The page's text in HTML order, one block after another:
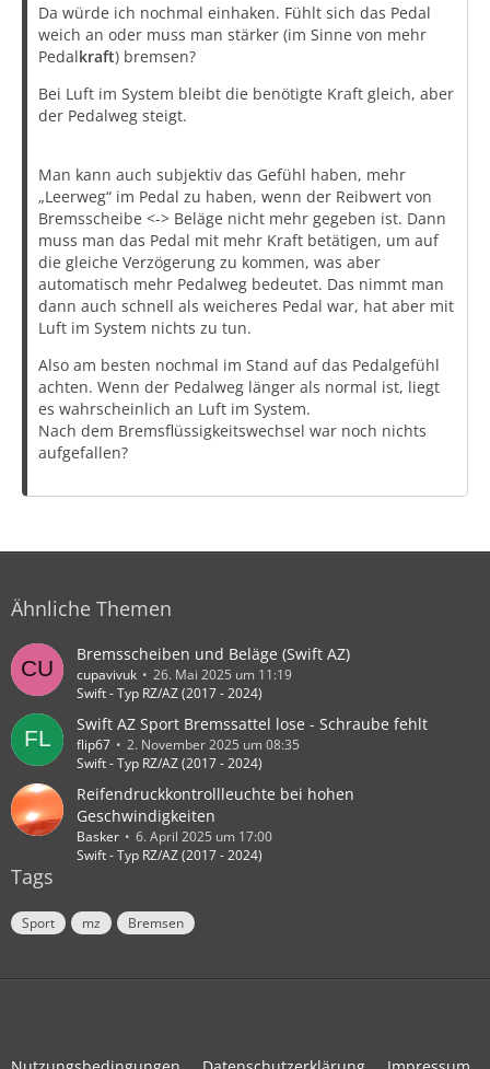
Da würde ich nochmal einhaken. Fühlt sich das Pedal
weich an oder muss man stärker (im Sinne von mehr
Pedalkraft) bremsen?
Bei Luft im System bleibt die benötigte Kraft gleich, aber
der Pedalweg steigt.
Man kann auch subjektiv das Gefühl haben, mehr
„Leerweg“ im Pedal zu haben, wenn der Reibwert von
Bremsscheibe <-> Beläge nicht mehr gegeben ist. Dann
muss man das Pedal mit mehr Kraft betätigen, um auf
die gleiche Verzögerung zu kommen, was aber
automatisch mehr Pedalweg bedeutet. Das nimmt man
dann auch schnell als weicheres Pedal war, hat aber mit
Luft im System nichts zu tun.
Also am besten nochmal im Stand auf das Pedalgefühl
achten. Wenn der Pedalweg länger als normal ist, liegt
es wahrscheinlich an Luft im System.
Nach dem Bremsflüssigkeitswechsel war noch nichts
aufgefallen?
Ähnliche Themen
Bremsscheiben und Beläge (Swift AZ)
cupavivuk
26. Mai 2025 um 11:19
Swift - Typ RZ/AZ (2017 - 2024)
Swift AZ Sport Bremssattel lose - Schraube fehlt
flip67
2. November 2025 um 08:35
Swift - Typ RZ/AZ (2017 - 2024)
Reifendruckkontrollleuchte bei hohen
Geschwindigkeiten
Basker
6. April 2025 um 17:00
Swift - Typ RZ/AZ (2017 - 2024)
Tags
Sport mz Bremsen